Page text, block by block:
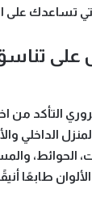
تساعدك على
على
التأكد من
الداخلي
الحوائط،
طابعًا